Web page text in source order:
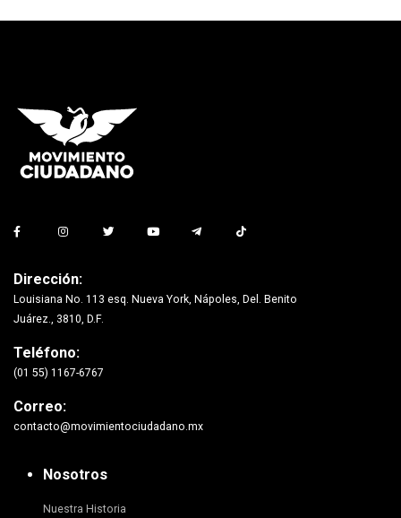
Dirección:
Louisiana No. 113 esq. Nueva York, Nápoles, Del. Benito
Juárez., 3810, D.F.
Teléfono:
(01 55) 1167-6767
Correo:
contacto@movimientociudadano.mx
Nosotros
Nuestra Historia